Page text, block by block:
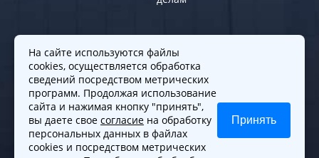
Политики и правила
Политика обработки персональных
данных
Согласие на обработку cookies
Согласие на обработку персональных
данных
На сайте используются файлы
cookies, осуществляется обработка
сведений посредством метрических
программ. Продолжая использование
сайта и нажимая кнопку "принять",
вы даете свое согласие на обработку
персональных данных в файлах
cookies и посредством метрических
Принять